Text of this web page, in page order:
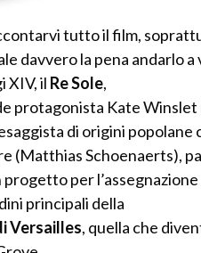
tutto il film,
davvero la pena andarlo
XIV, il Re Sole,
protagonista Kate Winslet
di origini popolane
(Matthias Schoenaerts),
per
principali della
Versailles, quella che